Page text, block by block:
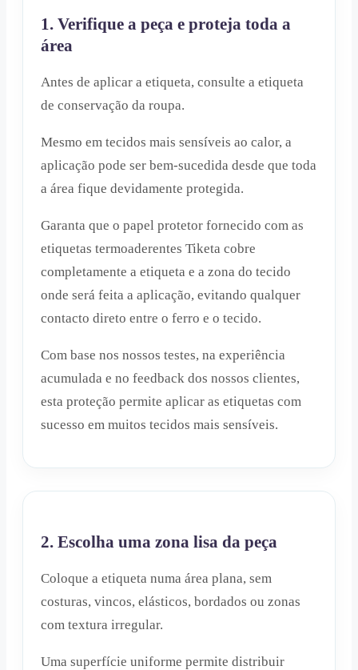
1. Verifique a peça e proteja toda a
área
Antes de aplicar a etiqueta, consulte a etiqueta
de conservação da roupa.
Mesmo em tecidos mais sensíveis ao calor, a
aplicação pode ser bem-sucedida desde que toda
a área fique devidamente protegida.
Garanta que o papel protetor fornecido com as
etiquetas termoaderentes Tiketa cobre
completamente a etiqueta e a zona do tecido
onde será feita a aplicação, evitando qualquer
contacto direto entre o ferro e o tecido.
Com base nos nossos testes, na experiência
acumulada e no feedback dos nossos clientes,
esta proteção permite aplicar as etiquetas com
sucesso em muitos tecidos mais sensíveis.
2. Escolha uma zona lisa da peça
Coloque a etiqueta numa área plana, sem
costuras, vincos, elásticos, bordados ou zonas
com textura irregular.
Uma superfície uniforme permite distribuir